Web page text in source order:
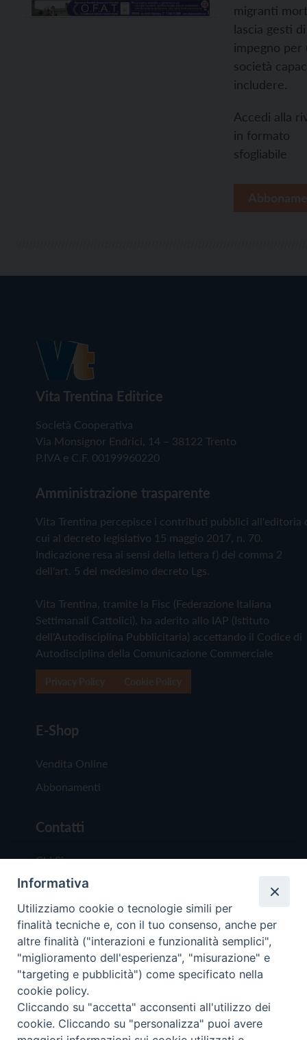
migranti
lascia gesti di
impegno per
società
includere.
Accedi alla
in formato
sfogliabile
Vita Trentina Editrice
Società Cooperativa
Via Monsignor Endrici, 14 – 38122 Trento
P.IVA e C.F. 00199960220
Amministrazione trasparente
Vita Trentina percepisce i contributi pubblici all'editoria
cui al decreto legislativo 15 maggio 2017, n. 70.
Indicazione resa ai sensi della lettera f) del comma 2
dell'art. 5 del medesimo decreto Lgs.
Vita Trentina, tramite la Fisc (Federazione Italiana
Settimanali Cattolici), ha aderito allo IAP (Istituto
dell'Autodisciplina Pubblicitaria) accettando il Codice di
Autodisciplina della Comunicazione Commerciale
E-Shop
Vendita Online
Abbonamenti
Contatti
Chi Siamo
Redazione
Scrivici
Copyright © 2019 - Tutti i diritti riservati - Vita
Trentina Editrice
Informativa
Utilizziamo cookie o tecnologie simili per
finalità tecniche e, con il tuo consenso, anche per
altre finalità ("interazioni e funzionalità semplici",
"miglioramento dell'esperienza", "misurazione" e
"targeting e pubblicità") come specificato nella
cookie policy.
Cliccando su "accetta" acconsenti all'utilizzo dei
cookie. Cliccando su "personalizza" puoi avere